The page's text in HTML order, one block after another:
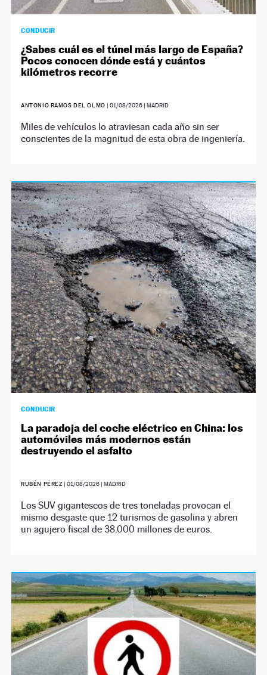
CONDUCIR
¿Sabes cuál es el túnel más largo de España?
Pocos conocen dónde está y cuántos
kilómetros recorre
ANTONIO RAMOS DEL OLMO | 01/08/2026| MADRID
Miles de vehículos lo atraviesan cada año sin ser
conscientes de la magnitud de esta obra de ingeniería.
CONDUCIR
La paradoja del coche eléctrico en China: los
automóviles más modernos están
destruyendo el asfalto
RUBÉN PÉREZ |01/08/2026 | MADRID
Los SUV gigantescos de tres toneladas provocan el
mismo desgaste que 12 turismos de gasolina y abren
un agujero fiscal de 38.000 millones de euros.